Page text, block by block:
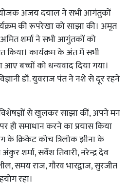
संयोजक अजय दयाल ने सभी आगंतुकों
की रूपरेखा को साझा की। अमृत
शर्मा ने सभी आगुंतकों को
किया। कार्यक्रम के अंत में सभी
बच्चों को धन्यवाद दिया गया।
डॉ. युवराज पंत ने नशे से दूर रहने
से खुलकर साझा कीं, अपने मन
ही समाधान करने का प्रयास किया
के क्रिकेट कोच त्रिलोक झीना के
शर्मा, सर्वेश तिवारी, नरेन्द्र देव
समय राज, गौरव भारद्वाज, सुरजीत
रहा।